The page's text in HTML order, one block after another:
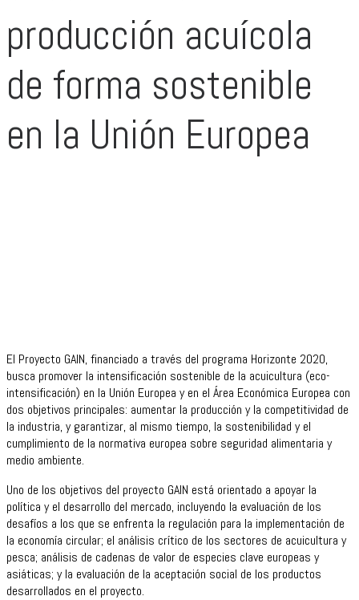
producción acuícola
de forma sostenible
en la Unión Europea
El Proyecto GAIN, financiado a través del programa Horizonte 2020,
busca promover la intensificación sostenible de la acuicultura (eco-
intensificación) en la Unión Europea y en el Área Económica Europea con
dos objetivos principales: aumentar la producción y la competitividad de
la industria, y garantizar, al mismo tiempo, la sostenibilidad y el
cumplimiento de la normativa europea sobre seguridad alimentaria y
medio ambiente.
Uno de los objetivos del proyecto GAIN está orientado a apoyar la
política y el desarrollo del mercado, incluyendo la evaluación de los
desafíos a los que se enfrenta la regulación para la implementación de
la economía circular; el análisis crítico de los sectores de acuicultura y
pesca; análisis de cadenas de valor de especies clave europeas y
asiáticas; y la evaluación de la aceptación social de los productos
desarrollados en el proyecto.